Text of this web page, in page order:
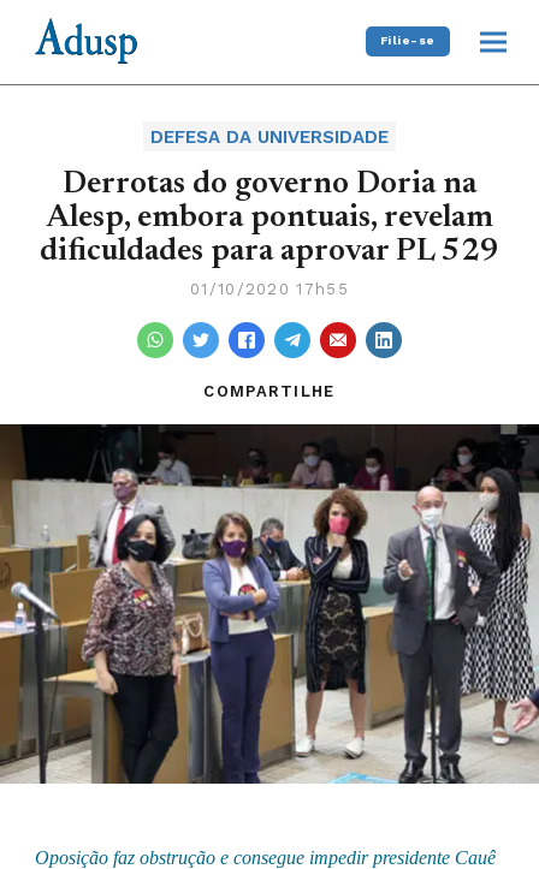
Filie-se
DEFESA DA UNIVERSIDADE
Derrotas do governo Doria na
Alesp, embora pontuais, revelam
dificuldades para aprovar PL 529
01/10/2020 17h55
COMPARTILHE
Oposição faz obstrução e consegue impedir presidente Cauê